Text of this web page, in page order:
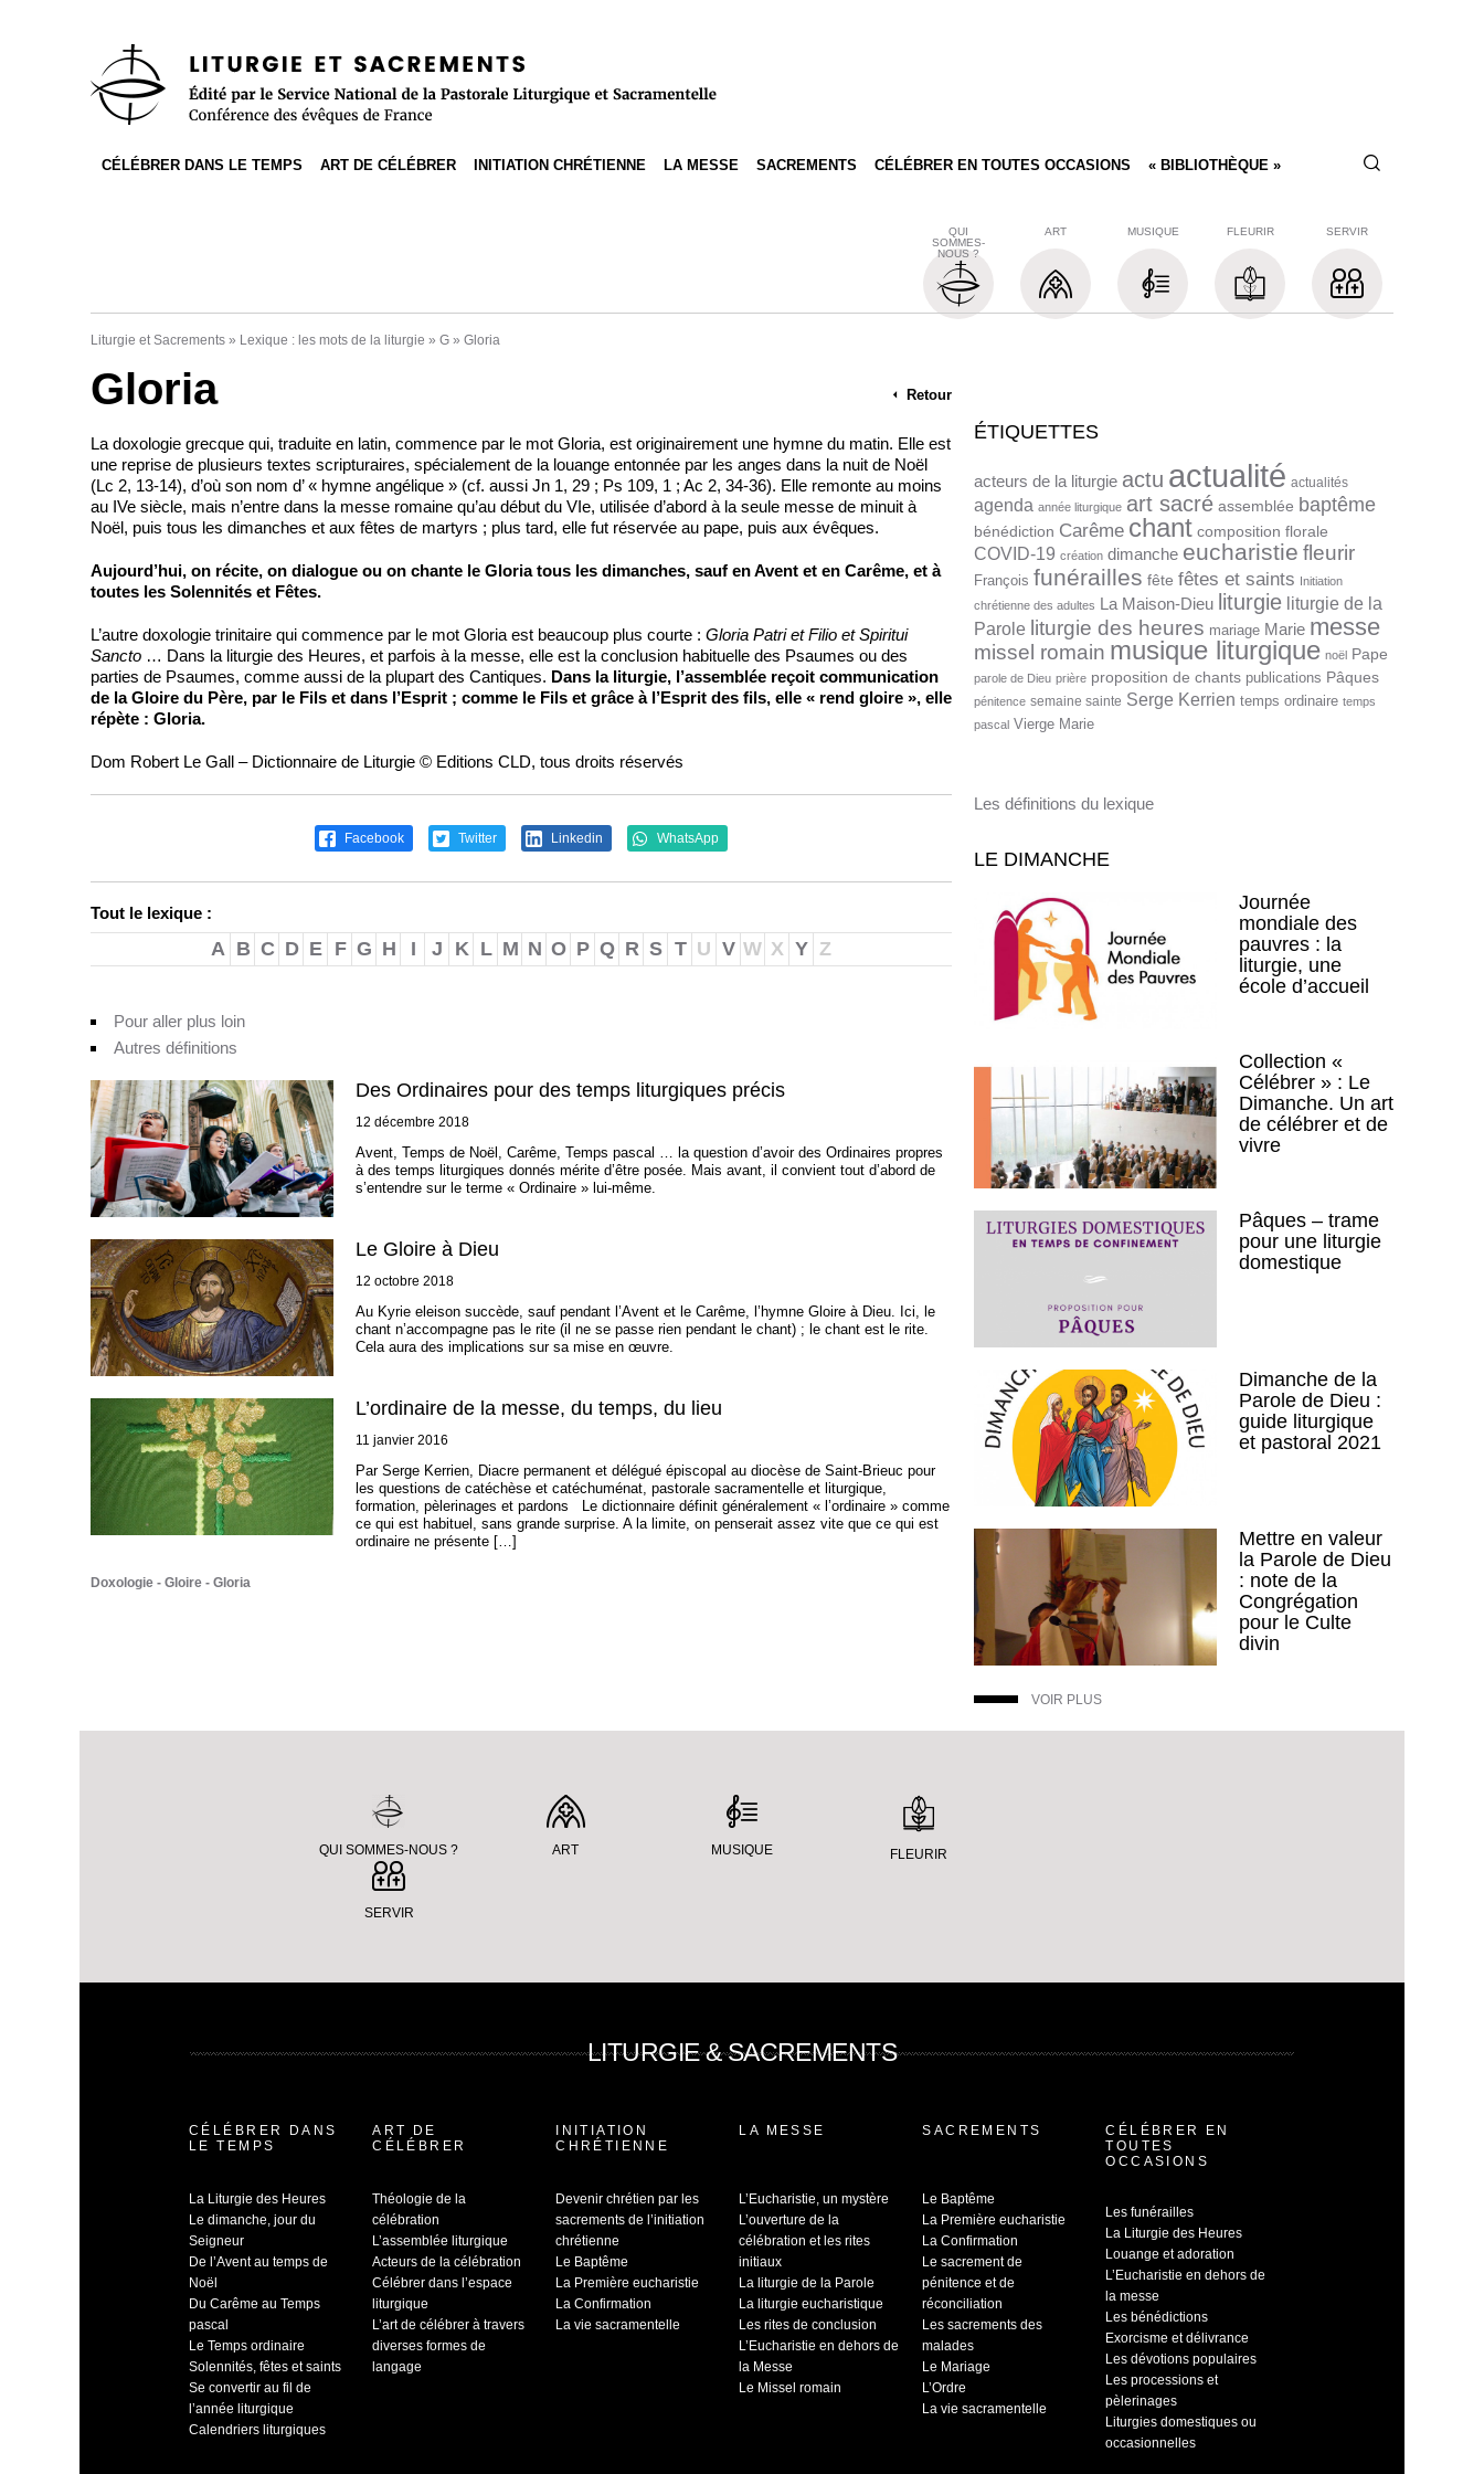
Accès direct à la recherche
CÉLÉBRER DANS LE TEMPS ART DE CÉLÉBRER INITIATION CHRÉTIENNE LA MESSE SACREMENTS CÉLÉBRER EN TOUTES OCCASIONS « BIBLIOTHÈQUE »
QUI
SOMMES-
NOUS ?
ART MUSIQUE FLEURIR SERVIR
Liturgie et Sacrements » Lexique : les mots de la liturgie » G » Gloria
Gloria Retour
La doxologie grecque qui, traduite en latin, commence par le mot Gloria, est originairement une hymne du matin. Elle est
une reprise de plusieurs textes scripturaires, spécialement de la louange entonnée par les anges dans la nuit de Noël
(Lc 2, 13-14), d’où son nom d’ « hymne angélique » (cf. aussi Jn 1, 29 ; Ps 109, 1 ; Ac 2, 34-36). Elle remonte au moins
au IVe siècle, mais n’entre dans la messe romaine qu’au début du VIe, utilisée d’abord à la seule messe de minuit à
Noël, puis tous les dimanches et aux fêtes de martyrs ; plus tard, elle fut réservée au pape, puis aux évêques.
Aujourd’hui, on récite, on dialogue ou on chante le Gloria tous les dimanches, sauf en Avent et en Carême, et à
toutes les Solennités et Fêtes.
L’autre doxologie trinitaire qui commence par le mot Gloria est beaucoup plus courte : Gloria Patri et Filio et Spiritui
Sancto … Dans la liturgie des Heures, et parfois à la messe, elle est la conclusion habituelle des Psaumes ou des
parties de Psaumes, comme aussi de la plupart des Cantiques. Dans la liturgie, l’assem­blée reçoit communication
de la Gloire du Père, par le Fils et dans l’Esprit ; comme le Fils et grâce à l’Esprit des fils, elle « rend gloire », elle
répète : Gloria.
Dom Robert Le Gall – Dictionnaire de Liturgie © Editions CLD, tous droits réservés
Facebook Twitter Linkedin WhatsApp
Tout le lexique :
A B C D E F G H I J K L M N O P Q R S T U V W X Y Z
Pour aller plus loin
Autres définitions
Des Ordinaires pour des temps liturgiques précis
12 décembre 2018
Avent, Temps de Noël, Carême, Temps pascal … la question d’avoir des Ordinaires propres
à des temps liturgiques donnés mérite d’être posée. Mais avant, il convient tout d’abord de
s’entendre sur le terme « Ordinaire » lui-même.
Le Gloire à Dieu
12 octobre 2018
Au Kyrie eleison succède, sauf pendant l’Avent et le Carême, l’hymne Gloire à Dieu. Ici, le
chant n’accompagne pas le rite (il ne se passe rien pendant le chant) ; le chant est le rite.
Cela aura des implications sur sa mise en œuvre.
L’ordinaire de la messe, du temps, du lieu
11 janvier 2016
Par Serge Kerrien, Diacre permanent et délégué épiscopal au diocèse de Saint-Brieuc pour
les questions de catéchèse et catéchuménat, pastorale sacramentelle et liturgique,
formation, pèlerinages et pardons Le dictionnaire définit généralement « l’ordinaire » comme
ce qui est habituel, sans grande surprise. A la limite, on penserait assez vite que ce qui est
ordinaire ne présente […]
Doxologie Gloire Gloria
ÉTIQUETTES
acteurs de la liturgie actu actualité actualités
agenda année liturgique art sacré assemblée baptême
bénédiction Carême chant composition florale
COVID-19 création dimanche eucharistie fleurir
François funérailles fête fêtes et saints Initiation
chrétienne des adultes La Maison-Dieu liturgie liturgie de la
Parole liturgie des heures mariage Marie messe
missel romain musique liturgique noël Pape
parole de Dieu prière proposition de chants publications Pâques
pénitence semaine sainte Serge Kerrien temps ordinaire temps
pascal Vierge Marie
Les définitions du lexique
LE DIMANCHE
Journée
mondiale des
pauvres : la
liturgie, une
école d’accueil
Collection «
Célébrer » : Le
Dimanche. Un art
de célébrer et de
vivre
Pâques – trame
pour une liturgie
domestique
Dimanche de la
Parole de Dieu :
guide liturgique
et pastoral 2021
Mettre en valeur
la Parole de Dieu
: note de la
Congrégation
pour le Culte
divin
VOIR PLUS
QUI SOMMES-NOUS ? ART MUSIQUE FLEURIR
SERVIR
LITURGIE & SACREMENTS
CÉLÉBRER DANS
LE TEMPS
La Liturgie des Heures
Le dimanche, jour du
Seigneur
De l’Avent au temps de
Noël
Du Carême au Temps
pascal
Le Temps ordinaire
Solennités, fêtes et saints
Se convertir au fil de
l’année liturgique
Calendriers liturgiques
ART DE
CÉLÉBRER
Théologie de la
célébration
L’assemblée liturgique
Acteurs de la célébration
Célébrer dans l’espace
liturgique
L’art de célébrer à travers
diverses formes de
langage
INITIATION
CHRÉTIENNE
Devenir chrétien par les
sacrements de l’initiation
chrétienne
Le Baptême
La Première eucharistie
La Confirmation
La vie sacramentelle
LA MESSE
L’Eucharistie, un mystère
L’ouverture de la
célébration et les rites
initiaux
La liturgie de la Parole
La liturgie eucharistique
Les rites de conclusion
L’Eucharistie en dehors de
la Messe
Le Missel romain
SACREMENTS
Le Baptême
La Première eucharistie
La Confirmation
Le sacrement de
pénitence et de
réconciliation
Les sacrements des
malades
Le Mariage
L’Ordre
La vie sacramentelle
CÉLÉBRER EN
TOUTES
OCCASIONS
Les funérailles
La Liturgie des Heures
Louange et adoration
L’Eucharistie en dehors de
la messe
Les bénédictions
Exorcisme et délivrance
Les dévotions populaires
Les processions et
pèlerinages
Liturgies domestiques ou
occasionnelles